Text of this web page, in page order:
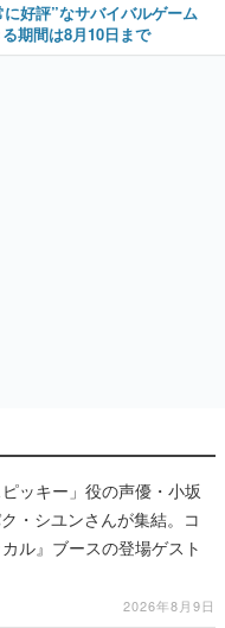
好評”なサバイバルゲーム
期間は8月10日まで
ピッキー」役の声優・小坂
・シユンさんが集結。コ
ル』ブースの登場ゲスト
2026年8月9日